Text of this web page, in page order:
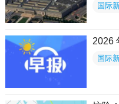
国际
2026
国际